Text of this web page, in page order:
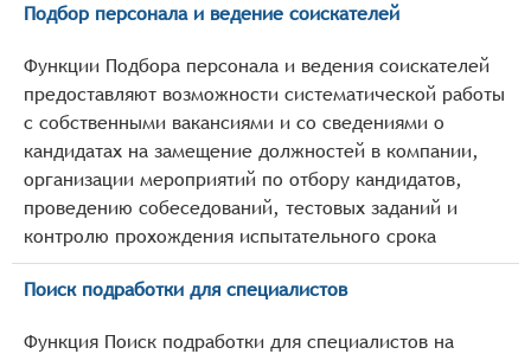
Подбор персонала и ведение соискателей
Функции Подбора персонала и ведения соискателей
предоставляют возможности систематической работы
с собственными вакансиями и со сведениями о
кандидатах на замещение должностей в компании,
организации мероприятий по отбору кандидатов,
проведению собеседований, тестовых заданий и
контролю прохождения испытательного срока
Поиск подработки для специалистов
Функция Поиск подработки для специалистов на